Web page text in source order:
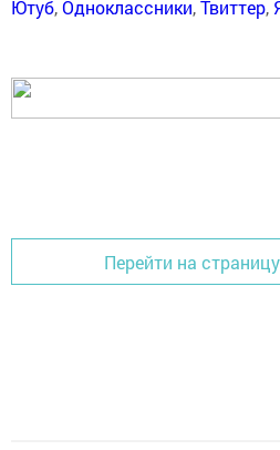
Ютуб,Одноклассники,Твиттер,
Перейти на